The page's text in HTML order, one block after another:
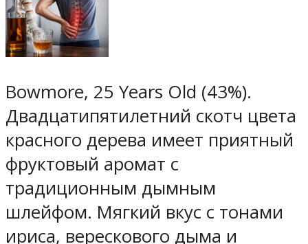
Bowmore, 25 Years Old (43%).
Двадцатипятилетний скотч цвета
красного дерева имеет приятный
фруктовый аромат с
традиционным дымным
шлейфом. Мягкий вкус с тонами
ириса, верескового дыма и